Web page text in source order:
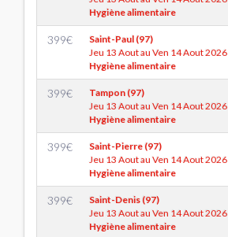
Hygiène alimentaire
399€
Saint-Paul (97)
Jeu 13 Aout au Ven 14 Aout 2026
Hygiène alimentaire
399€
Tampon (97)
Jeu 13 Aout au Ven 14 Aout 2026
Hygiène alimentaire
399€
Saint-Pierre (97)
Jeu 13 Aout au Ven 14 Aout 2026
Hygiène alimentaire
399€
Saint-Denis (97)
Jeu 13 Aout au Ven 14 Aout 2026
Hygiène alimentaire